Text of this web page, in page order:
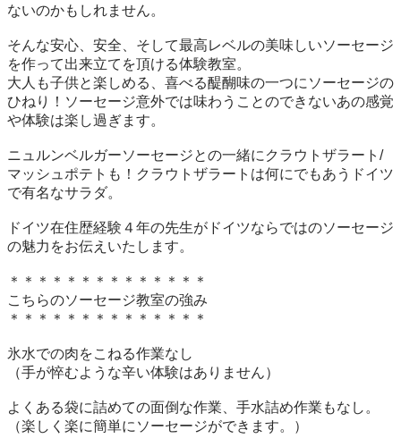
ないのかもしれません。
そんな安心、安全、そして最高レベルの美味しいソーセージ
を作って出来立てを頂ける体験教室。
大人も子供と楽しめる、喜べる醍醐味の一つにソーセージの
ひねり！ソーセージ意外では味わうことのできないあの感覚
や体験は楽し過ぎます。
ニュルンベルガーソーセージとの一緒にクラウトザラート/
マッシュポテトも！クラウトザラートは何にでもあうドイツ
で有名なサラダ。
ドイツ在住歴経験４年の先生がドイツならではのソーセージ
の魅力をお伝えいたします。
＊＊＊＊＊＊＊＊＊＊＊＊＊＊
こちらのソーセージ教室の強み
＊＊＊＊＊＊＊＊＊＊＊＊＊＊
氷水での肉をこねる作業なし
（手が悴むような辛い体験はありません）
よくある袋に詰めての面倒な作業、手水詰め作業もなし。
（楽しく楽に簡単にソーセージができます。）